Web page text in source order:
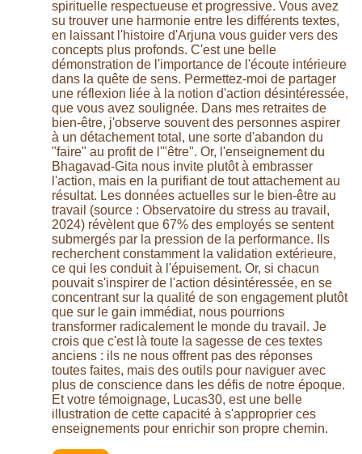
spirituelle respectueuse et progressive. Vous avez
su trouver une harmonie entre les différents textes,
en laissant l'histoire d'Arjuna vous guider vers des
concepts plus profonds. C'est une belle
démonstration de l'importance de l'écoute intérieure
dans la quête de sens. Permettez-moi de partager
une réflexion liée à la notion d'action désintéressée,
que vous avez soulignée. Dans mes retraites de
bien-être, j'observe souvent des personnes aspirer
à un détachement total, une sorte d'abandon du
"faire" au profit de l'"être". Or, l'enseignement du
Bhagavad-Gita nous invite plutôt à embrasser
l'action, mais en la purifiant de tout attachement au
résultat. Les données actuelles sur le bien-être au
travail (source : Observatoire du stress au travail,
2024) révèlent que 67% des employés se sentent
submergés par la pression de la performance. Ils
recherchent constamment la validation extérieure,
ce qui les conduit à l'épuisement. Or, si chacun
pouvait s'inspirer de l'action désintéressée, en se
concentrant sur la qualité de son engagement plutôt
que sur le gain immédiat, nous pourrions
transformer radicalement le monde du travail. Je
crois que c'est là toute la sagesse de ces textes
anciens : ils ne nous offrent pas des réponses
toutes faites, mais des outils pour naviguer avec
plus de conscience dans les défis de notre époque.
Et votre témoignage, Lucas30, est une belle
illustration de cette capacité à s'approprier ces
enseignements pour enrichir son propre chemin.